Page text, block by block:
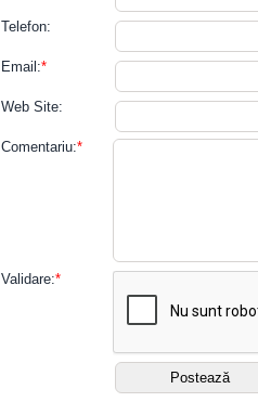
Telefon:
Email:*
Web Site:
Comentariu:*
Validare:*